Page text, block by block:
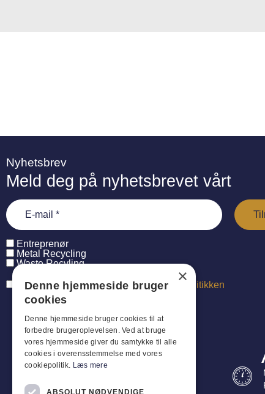
Nyhetsbrev
Meld deg på nyhetsbrevet vårt
Entreprenør
Metal Recycling
Waste Recyling
Jeg har læst og acceptererpersondatapolitikken
×
Denne hjemmeside bruger
cookies
Denne hjemmeside bruger cookies til at
forbedre brugeroplevelsen. Ved at bruge
vores hjemmeside giver du samtykke til alle
cookies i overensstemmelse med vores
cookiepolitik. Læs mere
ABSOLUT NØDVENDIGE